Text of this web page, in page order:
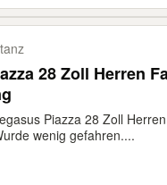
28 Zoll Herren
Piazza 28 Zoll
wenig gefahren....